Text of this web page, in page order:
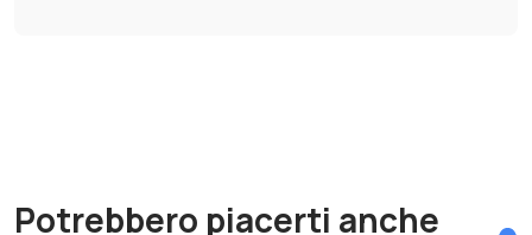
Potrebbero piacerti anche